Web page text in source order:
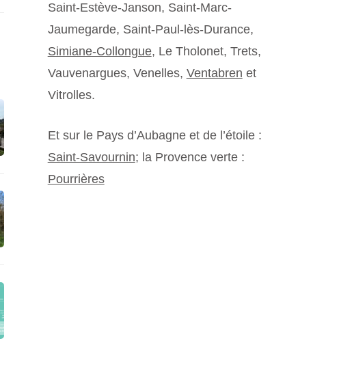
Saint-Estève-Janson, Saint-Marc-
Jaumegarde, Saint-Paul-lès-Durance,
Simiane-Collongue, Le Tholonet, Trets,
Vauvenargues, Venelles, Ventabren et
Vitrolles.
Et sur le Pays d’Aubagne et de l’étoile :
Saint-Savournin; la Provence verte :
Pourrières